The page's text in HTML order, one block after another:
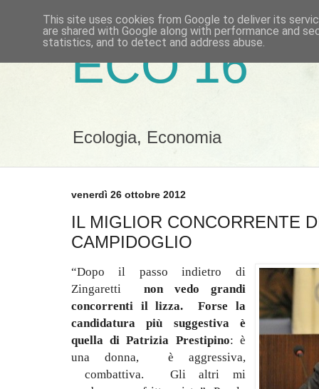
ECO 16
Ecologia, Economia
venerdì 26 ottobre 2012
IL MIGLIOR CONCORRENTE
CAMPIDOGLIO
“Dopo il passo indietro di
Zingaretti
non vedo grandi
concorrenti il lizza. Forse la
candidatura più suggestiva è
quella di Patrizia Prestipino: è
una donna, è aggressiva,
combattiva. Gli altri mi
This site uses cookies from Google to deliver its
are shared with Google along with performance and
statistics, and to detect and address abuse.